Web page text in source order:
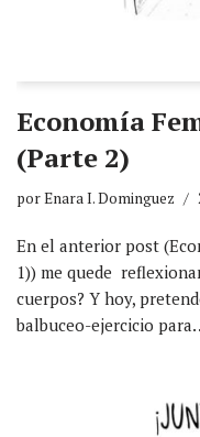
Economía
(Parte 2)
porEnara I. Dominguez
En el anterior post
1)) me quede
cuerpos? Y hoy,
balbuceo-ejercicio